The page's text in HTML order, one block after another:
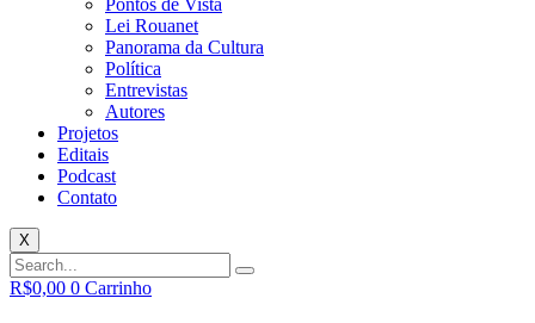
Pontos de Vista
Lei Rouanet
Panorama da Cultura
Política
Entrevistas
Autores
Projetos
Editais
Podcast
Contato
X
R$0,00 0 Carrinho